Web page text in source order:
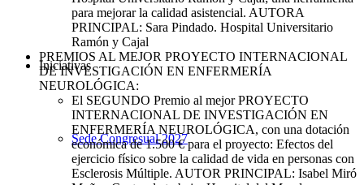
Iniciativas
Sede Congresual 2027
para mejorar la calidad asistencial. AUTORA
PRINCIPAL: Sara Pindado. Hospital Universitario
Ramón y Cajal
PREMIOS AL MEJOR PROYECTO INTERNACIONAL
DE INVESTIGACIÓN EN ENFERMERÍA
NEUROLÓGICA:
El SEGUNDO Premio al mejor PROYECTO
INTERNACIONAL DE INVESTIGACIÓN EN
ENFERMERÍA NEUROLÓGICA, con una dotación
económica de 1.500 € para el proyecto: Efectos del
ejercicio físico sobre la calidad de vida en personas con
Esclerosis Múltiple. AUTOR PRINCIPAL: Isabel Miró